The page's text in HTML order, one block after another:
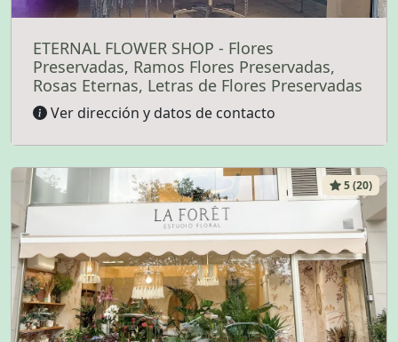
ETERNAL FLOWER SHOP - Flores
Preservadas, Ramos Flores Preservadas,
Rosas Eternas, Letras de Flores Preservadas
Ver dirección y datos de contacto
5 (20)